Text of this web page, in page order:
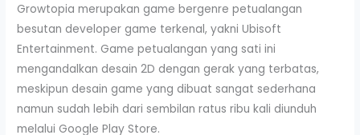
Growtopia merupakan game bergenre petualangan
besutan developer game terkenal, yakni Ubisoft
Entertainment. Game petualangan yang sati ini
mengandalkan desain 2D dengan gerak yang terbatas,
meskipun desain game yang dibuat sangat sederhana
namun sudah lebih dari sembilan ratus ribu kali diunduh
melalui Google Play Store.